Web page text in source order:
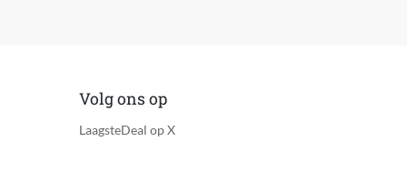
Volg ons op
LaagsteDeal op X